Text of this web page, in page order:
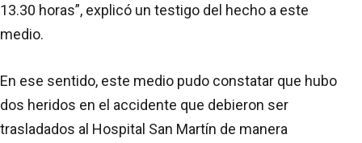
13.30 horas”, explicó un testigo del hecho a este
medio.
En ese sentido, este medio pudo constatar que hubo
dos heridos en el accidente que debieron ser
trasladados al Hospital San Martín de manera